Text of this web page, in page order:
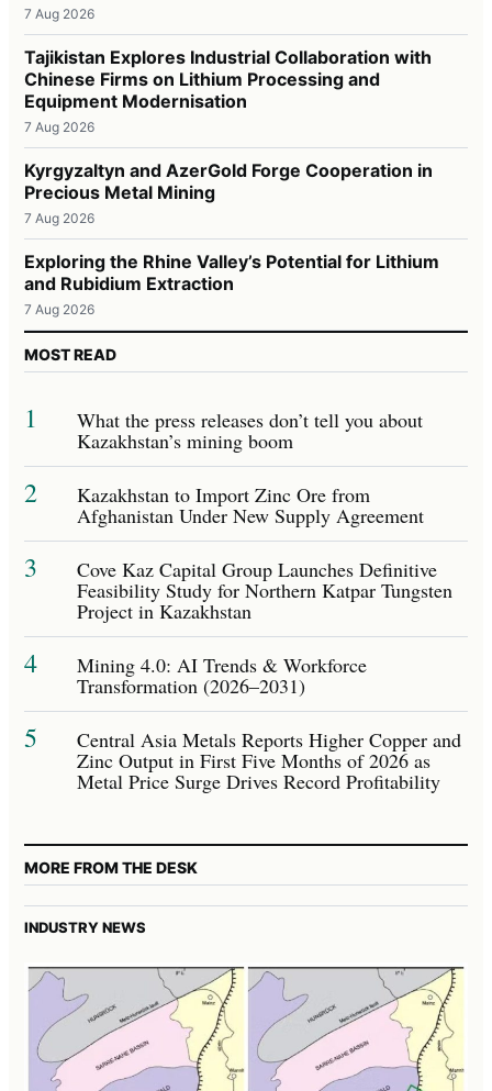
7 Aug 2026
Tajikistan Explores Industrial Collaboration with
Chinese Firms on Lithium Processing and
Equipment Modernisation
7 Aug 2026
Kyrgyzaltyn and AzerGold Forge Cooperation in
Precious Metal Mining
7 Aug 2026
Exploring the Rhine Valley’s Potential for Lithium
and Rubidium Extraction
7 Aug 2026
MOST READ
1 What the press releases don’t tell you about
Kazakhstan’s mining boom
2 Kazakhstan to Import Zinc Ore from
Afghanistan Under New Supply Agreement
3 Cove Kaz Capital Group Launches Definitive
Feasibility Study for Northern Katpar Tungsten
Project in Kazakhstan
4 Mining 4.0: AI Trends & Workforce
Transformation (2026–2031)
5 Central Asia Metals Reports Higher Copper and
Zinc Output in First Five Months of 2026 as
Metal Price Surge Drives Record Profitability
MORE FROM THE DESK
INDUSTRY NEWS